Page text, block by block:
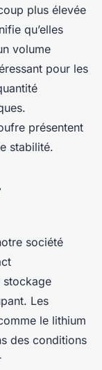
plus élevée
qu’elles
volume
pour les
présentent
stabilité.
société
stockage
Les
le lithium
des conditions